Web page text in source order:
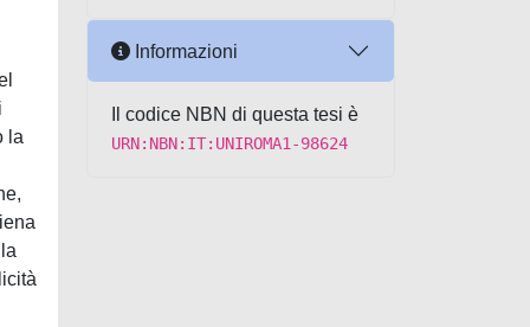
la
Informazioni
Il codice NBN di questa tesi è
URN:NBN:IT:UNIROMA1-98624